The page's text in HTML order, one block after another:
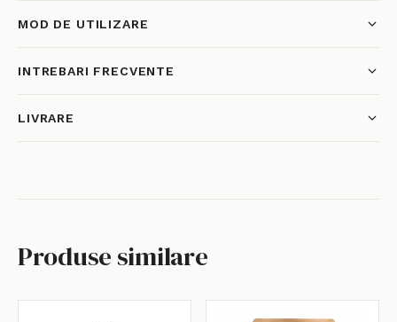
MOD DE UTILIZARE
INTREBARI FRECVENTE
LIVRARE
Produse similare